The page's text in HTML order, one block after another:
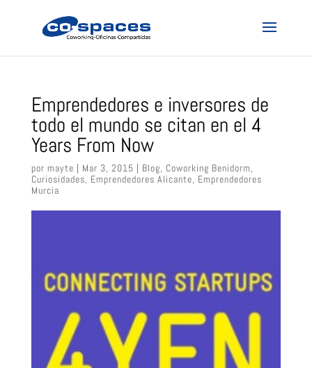
Emprendedores e inversores de
todo el mundo se citan en el 4
Years From Now
por mayte | Mar 3, 2015 | Blog, Coworking Benidorm,
Curiosidades, Emprendedores Alicante, Emprendedores
Murcia